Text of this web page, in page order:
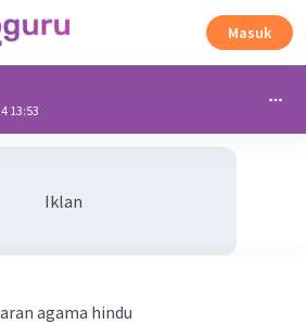
Masuk
13:53
Iklan
agama hindu